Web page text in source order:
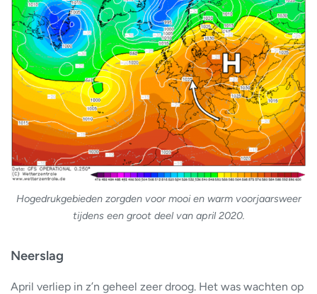
Hogedrukgebieden zorgden voor mooi en warm voorjaarsweer
tijdens een groot deel van april 2020.
Neerslag
April verliep in z’n geheel zeer droog. Het was wachten op